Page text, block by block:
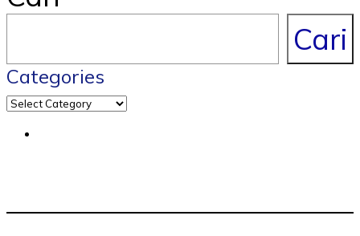
Cari
Categories